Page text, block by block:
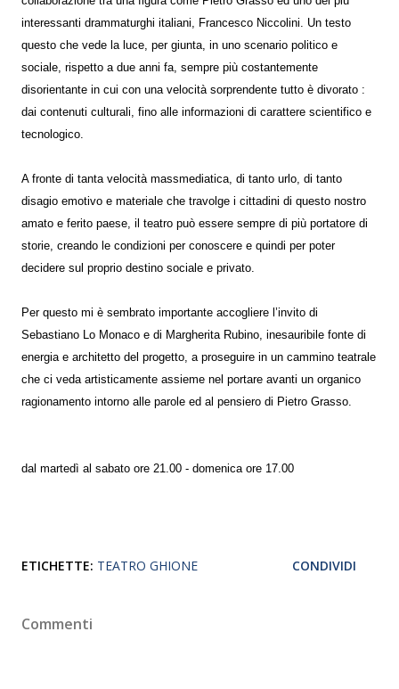
interessanti drammaturghi italiani, Francesco Niccolini. Un testo
questo che vede la luce, per giunta, in uno scenario politico e
sociale, rispetto a due anni fa, sempre più costantemente
disorientante in cui con una velocità sorprendente tutto è divorato :
dai contenuti culturali, fino alle informazioni di carattere scientifico e
tecnologico.
A fronte di tanta velocità massmediatica, di tanto urlo, di tanto
disagio emotivo e materiale che travolge i cittadini di questo nostro
amato e ferito paese, il teatro può essere sempre di più portatore di
storie, creando le condizioni per conoscere e quindi per poter
decidere sul proprio destino sociale e privato.
Per questo mi è sembrato importante accogliere l’invito di
Sebastiano Lo Monaco e di Margherita Rubino, inesauribile fonte di
energia e architetto del progetto, a proseguire in un cammino teatrale
che ci veda artisticamente assieme nel portare avanti un organico
ragionamento intorno alle parole ed al pensiero di Pietro Grasso.
dal martedì al sabato ore 21.00 - domenica ore 17.00
ETICHETTE: TEATRO GHIONE CONDIVIDI
Commenti